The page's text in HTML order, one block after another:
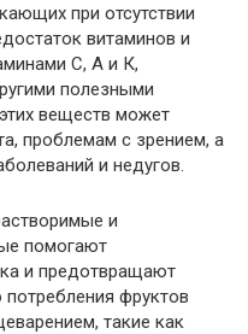
при отсутствии
витаминов и
C, А и К,
полезными
веществ может
проблемам с зрением, а
и недугов.
и
помогают
и предотвращают
потребления фруктов
такие как